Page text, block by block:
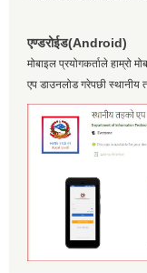
एण्डरोईड(Android)
मोबाइल प्रयोगकर्ताले हाम्रो
एप डाउनलोड गरेपछी स्थानीय